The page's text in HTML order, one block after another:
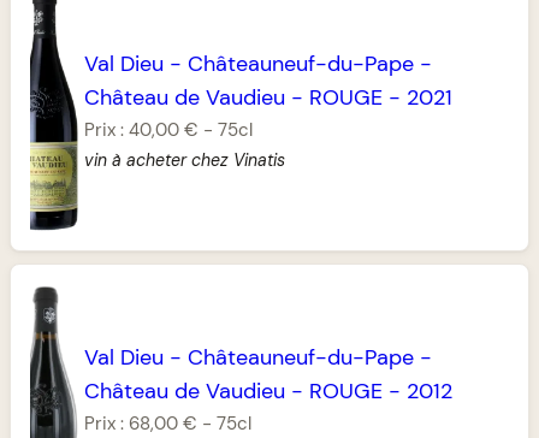
Val Dieu - Châteauneuf-du-Pape-
Château de Vaudieu - ROUGE- 2021
Prix : 40,00 € - 75cl
vin à acheter chez Vinatis
Val Dieu - Châteauneuf-du-Pape -
Château de Vaudieu - ROUGE - 2012
Prix : 68,00 € -75cl